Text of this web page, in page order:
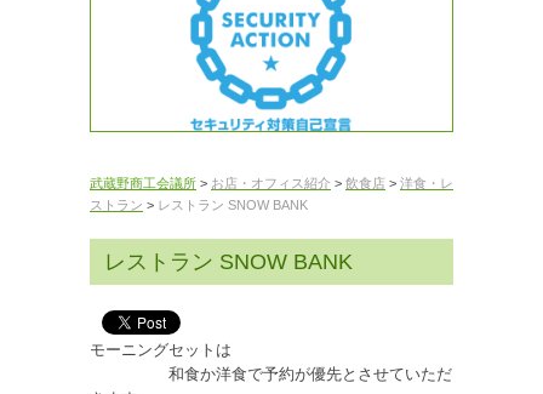
武蔵野商工会議所 > お店・オフィス紹介 > 飲食店 > 洋食・レ
ストラン > レストラン SNOW BANK
レストラン SNOW BANK
モーニングセットは
和食か洋食で予約が優先とさせていただ